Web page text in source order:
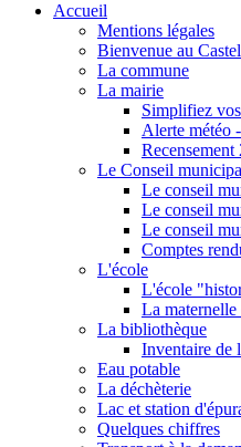
Accueil
Mentions légales
Bienvenue au
La commune
La mairie
Simplifiez
Alerte météo
Recensement
Le Conseil
Le conseil
Le conseil
Le conseil
Comptes
L'école
L'école
La
La bibliothèque
Inventaire de
Eau potable
La déchèterie
Lac et station
Quelques chiffres